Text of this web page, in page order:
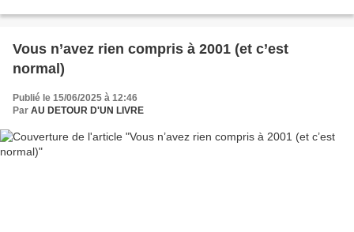
Vous n’avez rien compris à 2001 (et c’est
normal)
Publié le 15/06/2025 à 12:46
Par AU DETOUR D'UN LIVRE